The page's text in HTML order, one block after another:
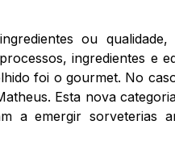
ou
ingredientes e
foi o gourmet. No
Esta nova
a emergir sorveterias